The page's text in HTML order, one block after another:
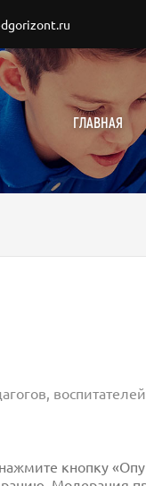
ГЛАВНАЯ
кнопку